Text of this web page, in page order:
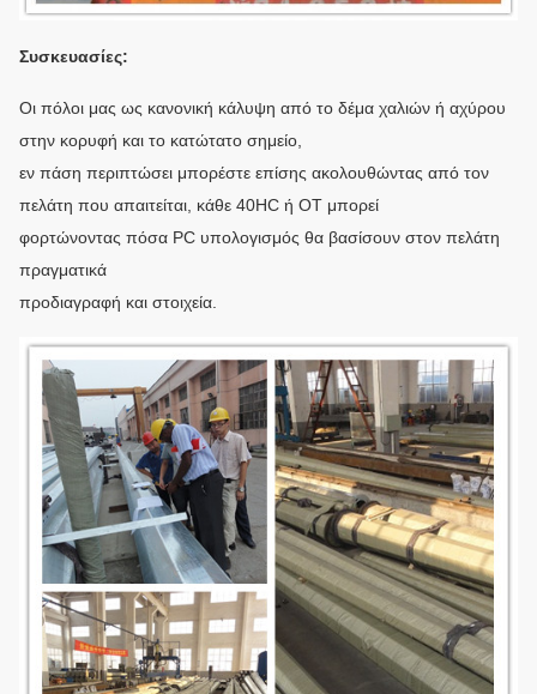
Συσκευασίες:
Οι πόλοι μας ως κανονική κάλυψη από το δέμα χαλιών ή αχύρου
στην κορυφή και το κατώτατο σημείο,
εν πάση περιπτώσει μπορέστε επίσης ακολουθώντας από τον
πελάτη που απαιτείται, κάθε 40HC ή OT μπορεί
φορτώνοντας πόσα PC υπολογισμός θα βασίσουν στον πελάτη
πραγματικά
προδιαγραφή και στοιχεία.